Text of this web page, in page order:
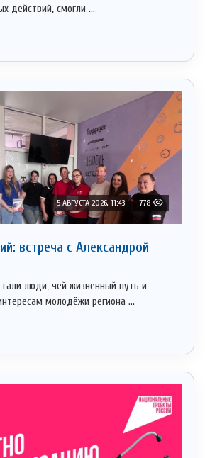
действий, смогли ...
5 АВГУСТА 2026, 11:43 778
встреча с Александрой
люди, чей жизненный путь и
молодёжи региона ...